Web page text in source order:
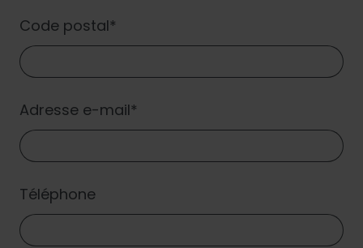
Code postal
Adresse e-mail
Téléphone